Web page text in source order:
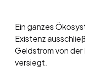
Ein ganzes
Existenz
Geldstrom von der
versiegt.